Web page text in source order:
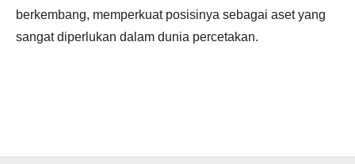
berkembang, memperkuat posisinya sebagai aset yang
sangat diperlukan dalam dunia percetakan.